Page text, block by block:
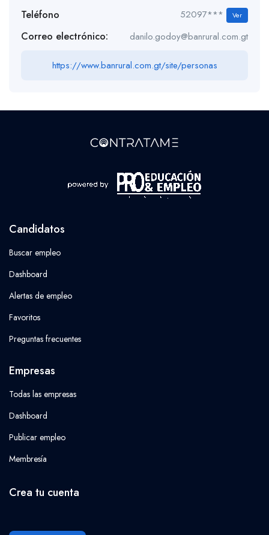
Teléfono 52097*** Ver
Correo electrónico: danilo.godoy@banrural.com.gt
https://www.banrural.com.gt/site/personas
Candidatos
Buscar empleo
Dashboard
Alertas de empleo
Favoritos
Preguntas frecuentes
Empresas
Todas las empresas
Dashboard
Publicar empleo
Membresía
Crea tu cuenta